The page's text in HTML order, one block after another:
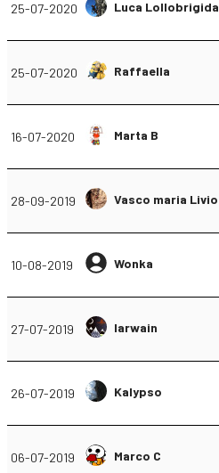
25-07-2020 Luca Lollobrigida
25-07-2020 Raffaella
16-07-2020 Marta B
28-09-2019 Vasco maria Livio
10-08-2019 Wonka
27-07-2019 Iarwain
26-07-2019 Kalypso
06-07-2019 Marco C